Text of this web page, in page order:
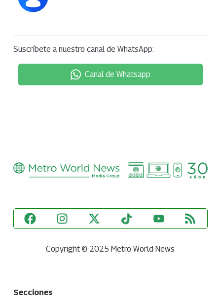
Suscríbete a nuestro canal de WhatsApp:
Canal de Whatsapp
Copyright © 2025 Metro World News
Secciones